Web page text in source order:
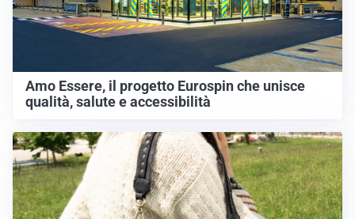
Amo Essere, il progetto Eurospin che unisce
qualità, salute e accessibilità